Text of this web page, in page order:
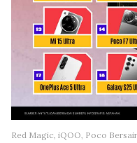
Red Magic, iQOO, Poco